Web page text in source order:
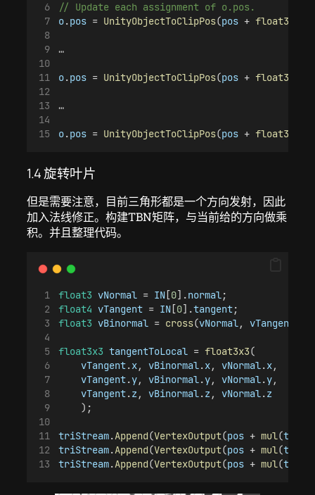
// Update each assignment of o.pos.
o.pos = UnityObjectToClipPos(pos + float3
…
o.pos = UnityObjectToClipPos(pos + float3
…
o.pos = UnityObjectToClipPos(pos + float3
1.4 旋转叶片
但是需要注意，目前三角形都是一个方向发射，因此
加入法线修正。构建TBN矩阵，与当前给的方向做乘
积。并且整理代码。
float3 vNormal = IN[0].normal ;
float4 vTangent = IN[0].tangent;
float3 vBinormal = cross(vNormal , vTangent
float3x3 tangentToLocal = float3x3(
vTangent.x, vBinormal .x, vNormal .x,
vTangent.y, vBinormal .y, vNormal .y,
vTangent.z , vBinormal .z , vNormal .z
    );
triStream.Append(VertexOutput(pos + mul(
triStream.Append(VertexOutput(pos + mul(
triStream.Append(VertexOutput(pos + mul(